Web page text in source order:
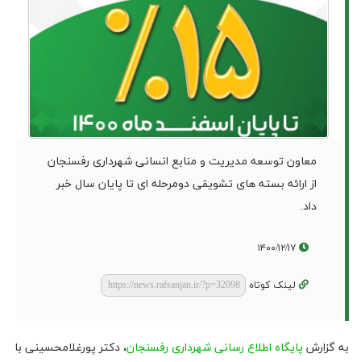
معاون توسعه مدیریت و منابع انسانی شهرداری رفسنجان
از ارائه بسته های تشویقی دومرحله ای تا پایان سال خبر
داد.
لینک کوتاه
به گزارش پایگاه اطلاع رسانی شهرداری رفسنجان، دکتر پورغلامحسینی با